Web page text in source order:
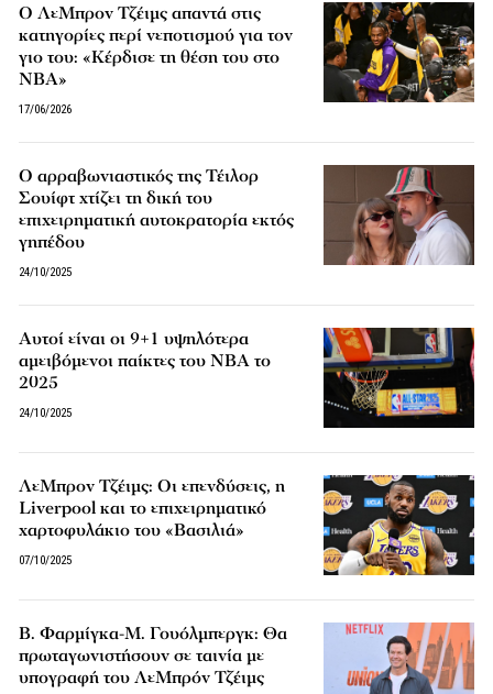
Ο ΛεΜπρον Τζέιμς απαντά στις
κατηγορίες περί νεποτισμού για τον
γιο του: «Κέρδισε τη θέση του στο
NBA»
17/06/2026
Ο αρραβωνιαστικός της Τέιλορ
Σουίφτ χτίζει τη δική του
επιχειρηματική αυτοκρατορία εκτός
γηπέδου
24/10/2025
Αυτοί είναι οι 9+1 υψηλότερα
αμειβόμενοι παίκτες του NBA το
2025
24/10/2025
ΛεΜπρον Τζέιμς: Οι επενδύσεις, η
Liverpool και το επιχειρηματικό
χαρτοφυλάκιο του «Βασιλιά»
07/10/2025
Β. Φαρμίγκα-Μ. Γουόλμπεργκ: Θα
πρωταγωνιστήσουν σε ταινία με
υπογραφή του ΛεΜπρόν Τζέιμς